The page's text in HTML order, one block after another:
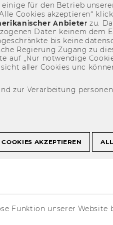
ei­ni­ge für den Be­trieb
Coo­kies ak­zep­tie­ren“
An­bie­terzu.
Daten kei­nem dem
bis keine
Re­gie­rung Zu­gang zu
auf „Nur not­wen­di­ge
aller Coo­kies und
zur Verarbeitung
AKZEPTIEREN
Funktion unserer Website